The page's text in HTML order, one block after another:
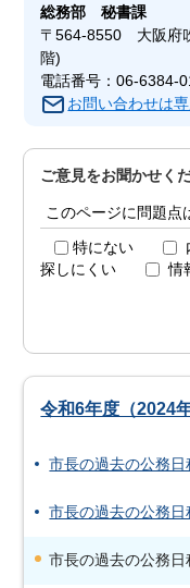
総務部秘書課
〒564-8550 大阪府
階)
電話番号：06-6384-
お問い合わせは
ご意見をお聞かせく
このページに問題点
特にない
探しにくい
情
令和6年度（2024年
市長の過去の公務日
市長の過去の公務日
市長の過去の公務日